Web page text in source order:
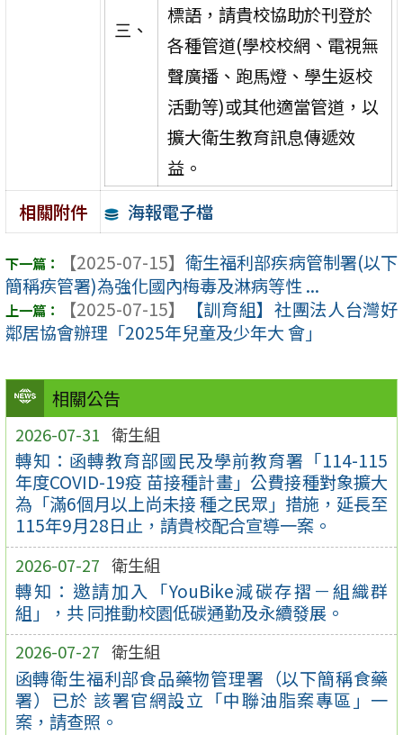
相關公告
2026-07-31 衛生組
轉知：函轉教育部國民及學前教育署「114-115
年度COVID-19疫 苗接種計畫」公費接種對象擴大
為「滿6個月以上尚未接 種之民眾」措施，延長至
115年9月28日止，請貴校配合宣導一案。
2026-07-27 衛生組
轉知：邀請加入「YouBike減碳存摺－組織群
組」，共 同推動校園低碳通勤及永續發展。
2026-07-27 衛生組
函轉衛生福利部食品藥物管理署（以下簡稱食藥
署）已於 該署官網設立「中聯油脂案專區」一
案，請查照。
三、
標語，請貴校協助於刊登於
各種管道(學校校網、電視無
聲廣播、跑馬燈、學生返校
活動等)或其他適當管道，以
擴大衛生教育訊息傳遞效
益。
相關附件
海報電子檔
【2025-07-15】 衛生福利部疾病管制署(以下
簡稱疾管署)為強化國內梅毒及淋病等性 ...
【2025-07-15】
【訓育組】社團法人台灣好
鄰居協會辦理「2025年兒童及少年大 會」